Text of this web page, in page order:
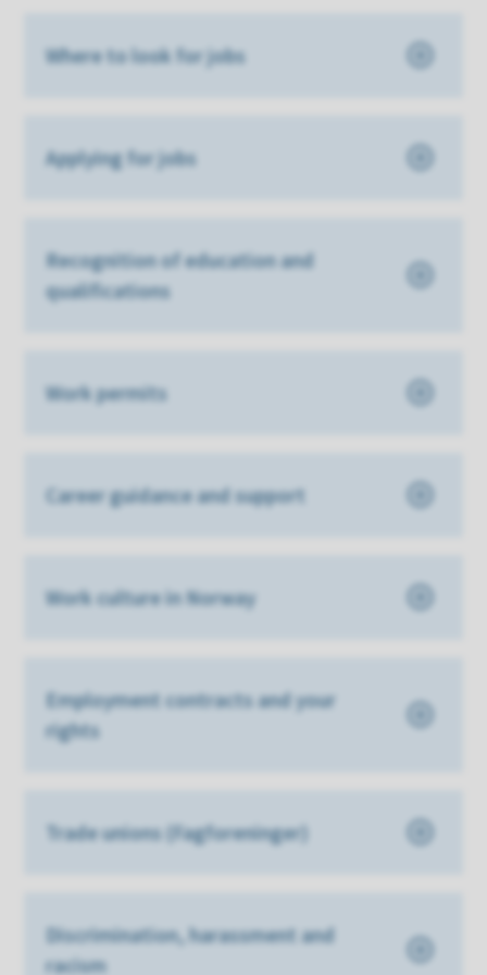
Where to look for jobs
Applying for jobs
Recognition of education and
qualifications
Work permits
Career guidance and support
Work culture in Norway
Employment contracts and your
rights
Trade unions (Fagforeninger)
Discrimination, harassment and
racism